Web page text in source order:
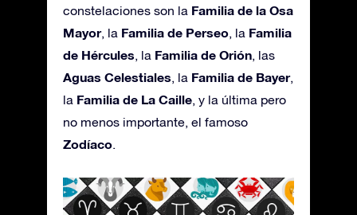
constelaciones son la Familia de la Osa
Mayor, la Familia de Perseo , la Familia
de Hércules , la Familia de Orión , las
Aguas Celestiales , la Familia de Bayer,
la Familia de La Caille , y la última pero
no menos importante, el famoso
Zodíaco